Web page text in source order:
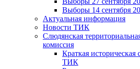
Выборы 14 сентября
Актуальная информация
Новости ТИК
Слюдянская
комиссия
Краткая
ТИК